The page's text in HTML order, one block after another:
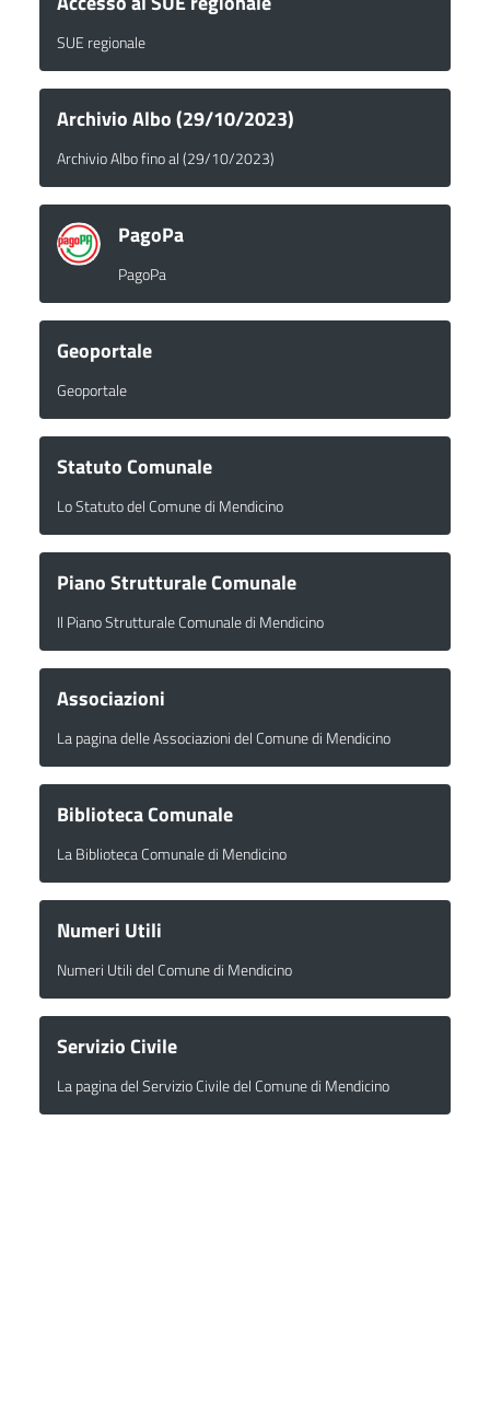
SUE regionale
Archivio Albo (29/10/2023)
Archivio Albo fino al (29/10/2023)
PagoPa
PagoPa
Geoportale
Geoportale
Statuto Comunale
Lo Statuto del Comune di Mendicino
Piano Strutturale Comunale
Il Piano Strutturale Comunale di Mendicino
Associazioni
La pagina delle Associazioni del Comune di Mendicino
Biblioteca Comunale
La Biblioteca Comunale di Mendicino
Numeri Utili
Numeri Utili del Comune di Mendicino
Servizio Civile
La pagina del Servizio Civile del Comune di Mendicino